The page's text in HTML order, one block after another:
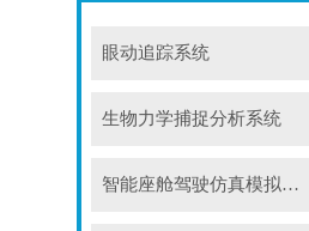
眼动追踪系统
生物力学捕捉分析系统
智能座舱驾驶仿真模拟系统